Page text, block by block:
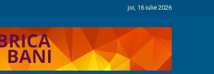
joi, 16 iulie 2026